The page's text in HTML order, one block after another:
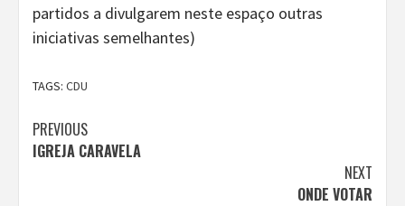
partidos a divulgarem neste espaço outras
iniciativas semelhantes)
TAGS: CDU
Continue
Reading
PREVIOUS
IGREJA CARAVELA
NEXT
ONDE VOTAR